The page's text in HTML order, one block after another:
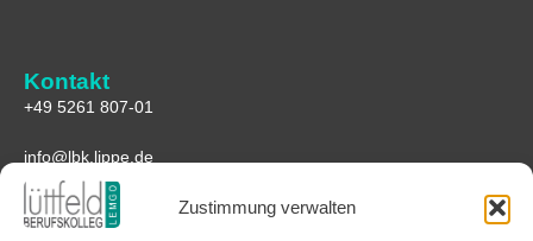
Zustimmung verwalten
Kontakt
+49 5261 807-01
info@lbk.lippe.de
Anfahrt